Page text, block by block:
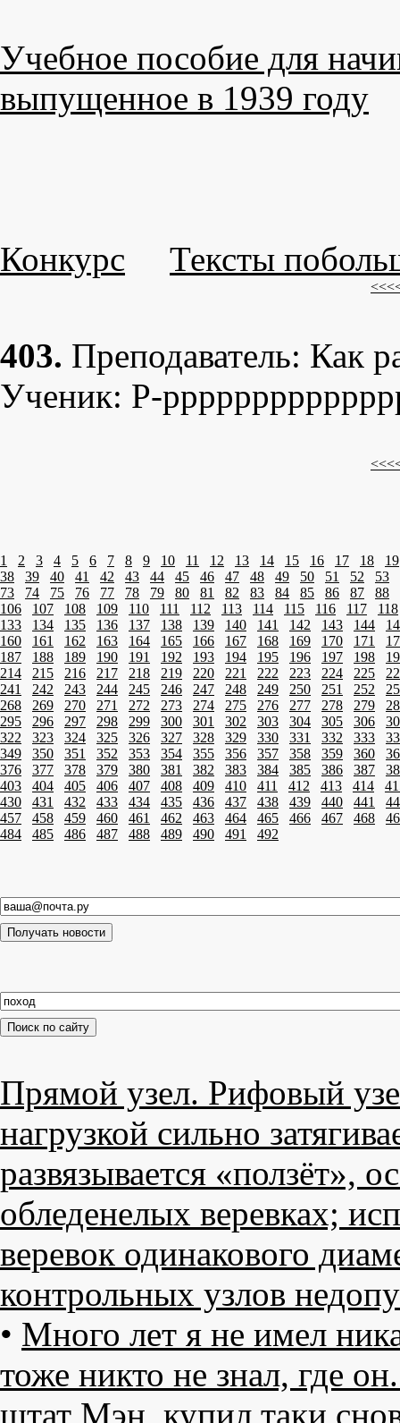
Учебное пособие для
выпущенное в 1939 году
Конкурс Тексты
403. Пpеподаватель: Как
Ученик: P-
1 2 3 4 5 6 7 8 9 10 11 12 13 14 15 16 17 18
19
38
39 40 41 42 43 44 45 46 47 48 49 50 51 52
53
73
74 75 76 77 78 79 80 81 82 83 84 85 86 87
88
106
107 108 109 110 111 112 113 114 115 116 117
118
133
134 135 136 137 138 139 140 141 142 143 144
160
161 162 163 164 165 166 167 168 169 170 171
187
188 189 190 191 192 193 194 195 196 197 198
214
215 216 217 218 219 220 221 222 223 224 225
241
242 243 244 245 246 247 248 249 250 251 252
268
269 270 271 272 273 274 275 276 277 278 279
295
296 297 298 299 300 301 302 303 304 305 306
322
323 324 325 326 327 328 329 330 331 332 333
349
350 351 352 353 354 355 356 357 358 359 360
376
377 378 379 380 381 382 383 384 385 386 387
403
404 405 406 407 408 409 410 411 412 413 414
430
431 432 433 434 435 436 437 438 439 440 441
457
458 459 460 461 462 463 464 465 466 467 468
484
485 486 487 488 489 490 491 492
Прямой узел. Рифовый
нагрузкой сильно
развязывается «ползёт»,
обледенелых веревках;
веревок одинакового
контрольных узлов
• Много лет я не имел
тоже никто не знал, где
штат Мэн, купил таки